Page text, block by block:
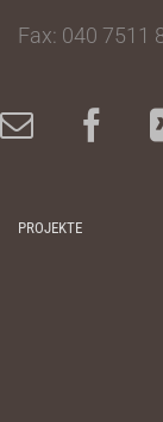
Fax: 040 7511
PROJEKTE